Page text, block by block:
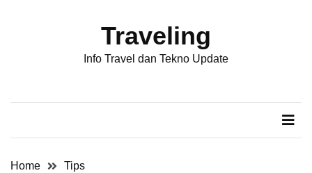
Kode
Bank
Traveling
Info Travel dan Tekno Update
Home
Tips